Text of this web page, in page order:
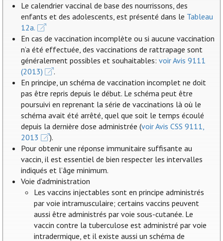
Le calendrier vaccinal de base des nourrissons, des
enfants et des adolescents, est présenté dans le Tableau
12a.
En cas de vaccination incomplète ou si aucune vaccination
n’a été effectuée, des vaccinations de rattrapage sont
généralement possibles et souhaitables:voir Avis 9111
(2013)
.
En principe, un schéma de vaccination incomplet ne doit
pas être repris depuis le début. Le schéma peut être
poursuivi en reprenant la série de vaccinations là où le
schéma avait été arrêté, quel que soit le temps écoulé
depuis la dernière dose administrée (voir Avis CSS 9111,
2013
).
Pour obtenir une réponse immunitaire suffisante au
vaccin, il est essentiel de bien respecter les intervalles
indiqués et l’âge minimum.
Voie d'administration
Les vaccins injectables sont en principe administrés
par voie intramusculaire; certains vaccins peuvent
aussi être administrés par voie sous-cutanée. Le
vaccin contre la tuberculose est administré par voie
intradermique, et il existe aussi un schéma de